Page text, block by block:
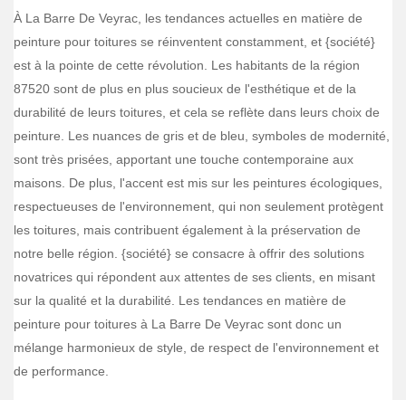
À La Barre De Veyrac, les tendances actuelles en matière de
peinture pour toitures se réinventent constamment, et {société}
est à la pointe de cette révolution. Les habitants de la région
87520 sont de plus en plus soucieux de l'esthétique et de la
durabilité de leurs toitures, et cela se reflète dans leurs choix de
peinture. Les nuances de gris et de bleu, symboles de modernité,
sont très prisées, apportant une touche contemporaine aux
maisons. De plus, l'accent est mis sur les peintures écologiques,
respectueuses de l'environnement, qui non seulement protègent
les toitures, mais contribuent également à la préservation de
notre belle région. {société} se consacre à offrir des solutions
novatrices qui répondent aux attentes de ses clients, en misant
sur la qualité et la durabilité. Les tendances en matière de
peinture pour toitures à La Barre De Veyrac sont donc un
mélange harmonieux de style, de respect de l'environnement et
de performance.